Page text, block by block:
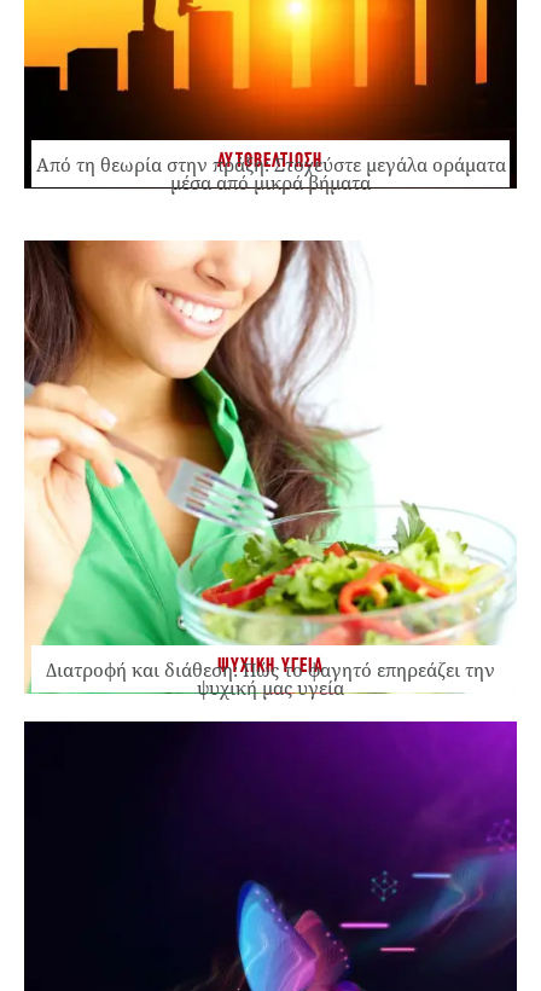
ΑΥΤΟΒΕΛΤΙΩΣΗ
Από τη θεωρία στην πράξη: Στοχεύστε μεγάλα οράματα
μέσα από μικρά βήματα
ΨΥΧΙΚΗ ΥΓΕΙΑ
Διατροφή και διάθεση: Πώς το φαγητό επηρεάζει την
ψυχική μας υγεία